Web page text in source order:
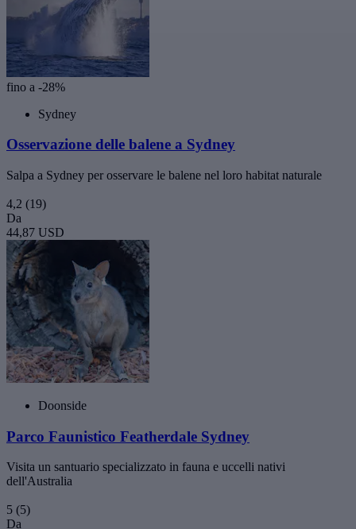
fino a -28%
Sydney
Osservazione delle balene a Sydney
Salpa a Sydney per osservare le balene nel loro habitat naturale
4,2 (19)
Da
44,87 USD
Doonside
Parco Faunistico Featherdale Sydney
Visita un santuario specializzato in fauna e uccelli nativi
dell'Australia
5 (5)
Da